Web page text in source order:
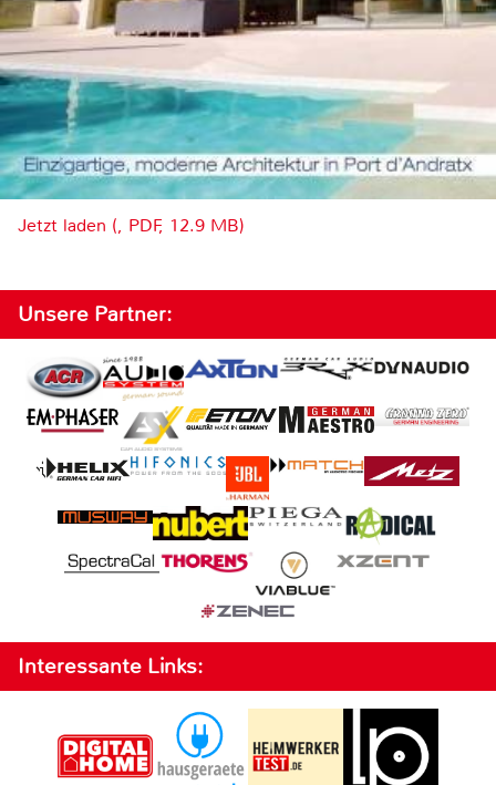
Jetzt laden (, PDF, 12.9 MB)
Unsere Partner:
Interessante Links: